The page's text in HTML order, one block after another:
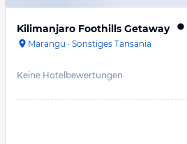
Kilimanjaro Foothills Getaway
Marangu · Sonstiges Tansania
Keine Hotelbewertungen